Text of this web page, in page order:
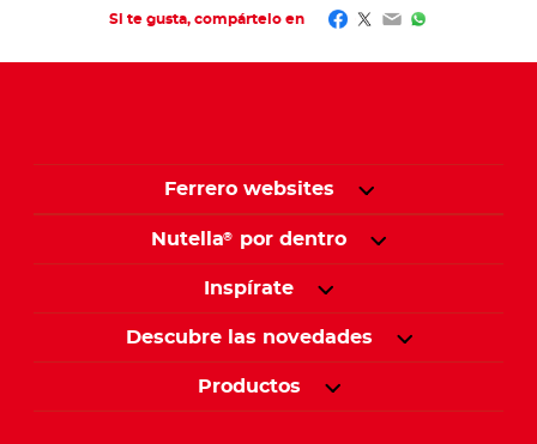
Si te gusta, compártelo en Facebook
Twitter
EmailWhatsApp
Ferrero websites
Nutella® por dentro
Inspírate
Descubre las novedades
Productos